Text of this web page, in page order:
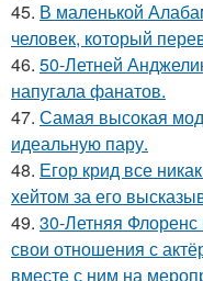
45. В маленькой
человек, который
46. 50-Летней
напугала фанатов.
47. Самая высокая
идеальную пару.
48. Егор крид все
хейтом за его
49. 30-Летняя
свои отношения с
вместе с ним на